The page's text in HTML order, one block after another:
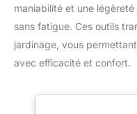
maniabilité et une
sans fatigue. Ces outils
jardinage, vous
avec efficacité et confort.